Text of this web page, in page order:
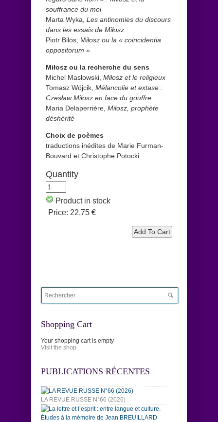
souffrance du moi
Marta Wyka, Les antinomies du discours
dans les essais de Miłosz
Piotr Bilos, Miłosz ou la « coincidentia
oppositorum »
Miłosz ou la recherche du sens
Michel Maslowski, Miłosz et le religieux
Tomasz Wójcik, Mélancolie et extase :
Czesław Miłosz en face du gouffre
Maria Delaperrière, Miłosz, prophète
déshérité
Choix de poèmes
traductions inédites de Marie Furman-
Bouvard et Christophe Potocki
Quantity
Product in stock
Price: 22,75 €
Shopping Cart
Your shopping cart is empty
Visit the shop
PUBLICATIONS RÉCENTES
LA REVUE RUSSE N°66 (2026)